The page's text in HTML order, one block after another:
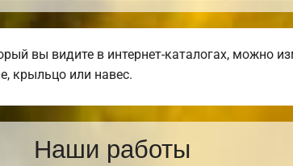
вы видите в интернет-каталогах, можно
крыльцо или навес.
Наши работы